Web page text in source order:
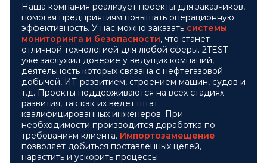
Наша компания реализует проекты для заказчиков,
помогая предприятиям повышать операционную
эффективность. У нас можно заказать системы
мониторинга и безопасности, что станет
отличной технологией для любой сферы. 2TEST
уже заслужил доверие у ведущих компаний,
деятельность которых связана с нефтегазовой
добычей, ИТ-развитием, строением машин, судов и
т.д. Проекты поддерживаются на всех стадиях
развития, так как их ведет штат
квалифицированных инженеров. При
необходимости производится доработка по
требованиям клиента. Импортозамещение
позволяет добиться поставленных целей,
нарастить и ускорить процессы.